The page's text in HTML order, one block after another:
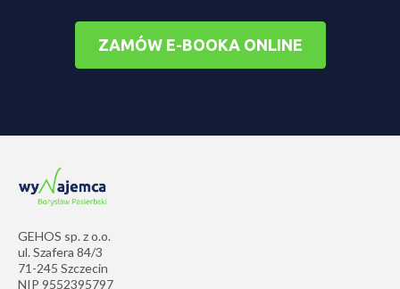
ZAMÓW E-BOOKA ONLINE
GEHOS sp. z o.o.
ul. Szafera 84/3
71-245 Szczecin
NIP 9552395797